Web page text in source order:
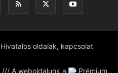
Hivatalos oldalak, kapcsolat
/// A weboldalunk a Prémium